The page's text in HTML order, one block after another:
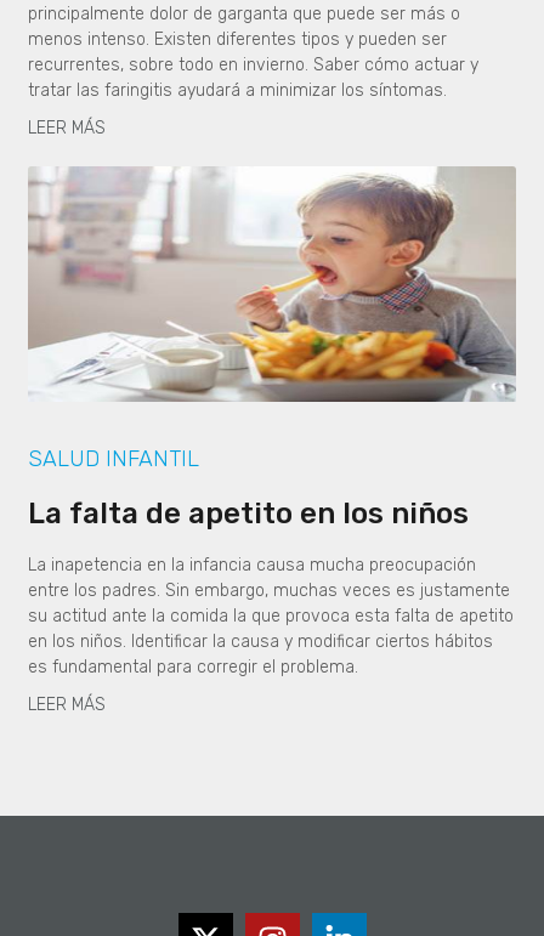
principalmente dolor de garganta que puede ser más o
menos intenso. Existen diferentes tipos y pueden ser
recurrentes, sobre todo en invierno. Saber cómo actuar y
tratar las faringitis ayudará a minimizar los síntomas.
LEER MÁS
SALUD INFANTIL
La falta de apetito en los niños
La inapetencia en la infancia causa mucha preocupación
entre los padres. Sin embargo, muchas veces es justamente
su actitud ante la comida la que provoca esta falta de apetito
en los niños. Identificar la causa y modificar ciertos hábitos
es fundamental para corregir el problema.
LEER MÁS